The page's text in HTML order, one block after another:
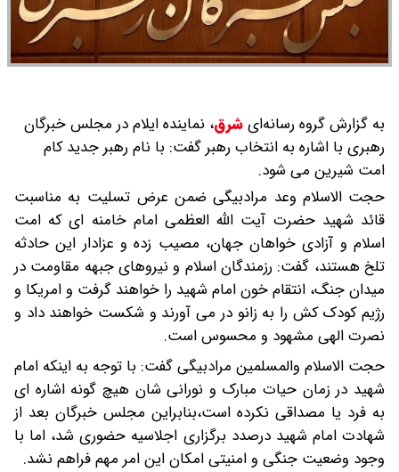
به گزارش گروه رسانه‌ایشرق، نماینده ایلام در مجلس خبرگان
رهبری با اشاره به انتخاب رهبر گفت: با نام رهبر جدید کام
امت شیرین می شود.
حجت الاسلام وعد مرادبیگی ضمن عرض تسلیت به مناسبت
قائد شهید حضرت آیت الله العظمی امام خامنه ای که امت
اسلام و آزادی خواهان جهان، مصیب زده و عزادار این حادثه
تلخ هستند، گفت: رزمندگان اسلام و نیروهای جبهه مقاومت در
میدان جنگ، انتقام خون امام شهید را خواهند گرفت و امریکا و
رژیم کودک کش را به زانو در می آورند و شکست خواهند داد و
نصرت الهی مشهود و محسوس است.
حجت الاسلام والمسلمین مرادبیگی گفت: با توجه به اینکه امام
شهید در زمان حیات مبارک و نورانی شان هیچ گونه اشاره ای
به فرد یا مصداقی نکرده است،بنابراین مجلس خبرگان بعد از
شهادت امام شهید درصدد برگزاری اجلاسیه حضوری شد، اما با
وجود وضعیت جنگی و امنیتی امکان این امر مهم فراهم نشد.